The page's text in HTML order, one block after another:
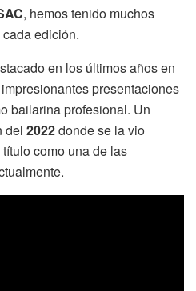
, hemos tenido muchos
edición.
en los últimos años en
presentaciones
bailarina profesional. Un
del 2022donde se la vio
como una de las